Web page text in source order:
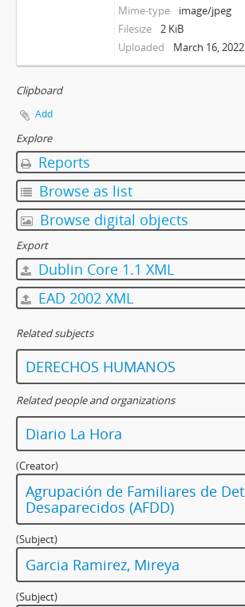
Mime-type
image/jpeg
Filesize
2 KiB
Uploaded
March 16,
Clipboard
Add
Explore
Reports
Browse as list
Browse digital objects
Export
Dublin Core 1.1 XML
EAD 2002 XML
Related subjects
DERECHOS HUMANOS
Related people and organizations
Diario La Hora
(Creator)
Agrupación de Familiares de
Desaparecidos (AFDD)
(Subject)
Garcia Ramirez, Mireya
(Subject)